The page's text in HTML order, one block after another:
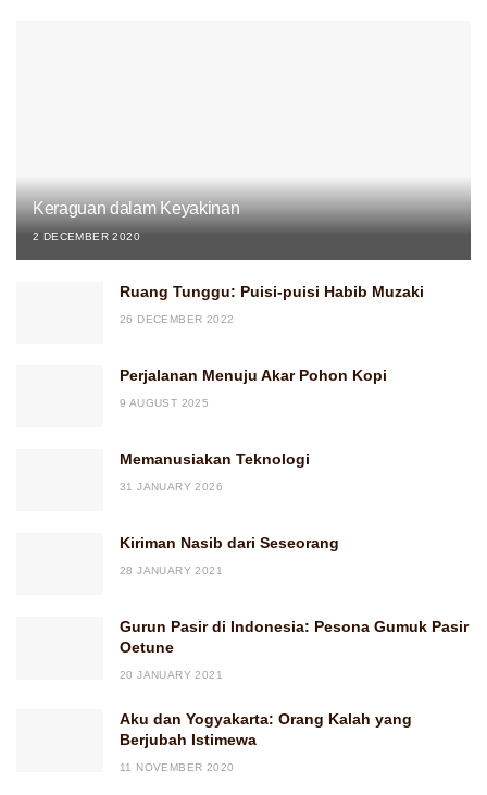
Keraguan dalam Keyakinan
2 DECEMBER 2020
Ruang Tunggu: Puisi-puisi Habib Muzaki
26 DECEMBER 2022
Perjalanan Menuju Akar Pohon Kopi
9 AUGUST 2025
Memanusiakan Teknologi
31 JANUARY 2026
Kiriman Nasib dari Seseorang
28 JANUARY 2021
Gurun Pasir di Indonesia: Pesona Gumuk Pasir
Oetune
20 JANUARY 2021
Aku dan Yogyakarta: Orang Kalah yang
Berjubah Istimewa
11 NOVEMBER 2020